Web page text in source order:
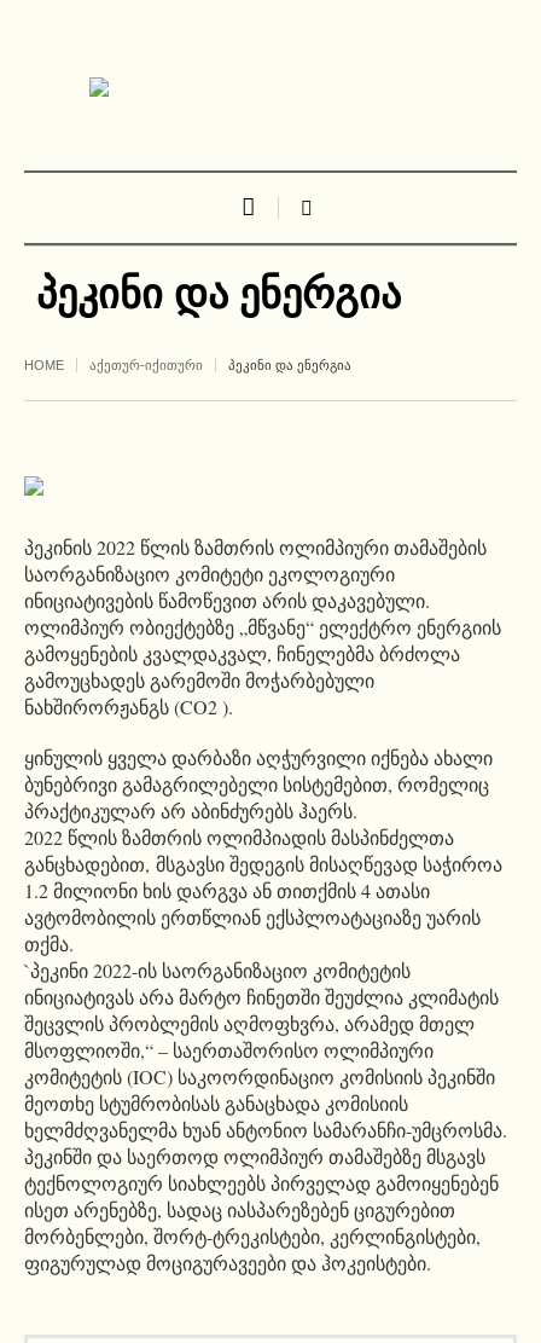
პეკინი და ენერგია
HOME ᲐᲥᲔᲗᲣᲠ-ᲘᲥᲘᲗᲣᲠᲘ ᲞᲔᲙᲘᲜᲘ ᲓᲐ ᲔᲜᲔᲠᲒᲘᲐ
პეკინის 2022 წლის ზამთრის ოლიმპიური თამაშების
საორგანიზაციო კომიტეტი ეკოლოგიური
ინიციატივების წამოწევით არის დაკავებული.
ოლიმპიურ ობიექტებზე „მწვანე“ ელექტრო ენერგიის
გამოყენების კვალდაკვალ, ჩინელებმა ბრძოლა
გამოუცხადეს გარემოში მოჭარბებული
ნახშირორჟანგს (CO2 ).
ყინულის ყველა დარბაზი აღჭურვილი იქნება ახალი
ბუნებრივი გამაგრილებელი სისტემებით, რომელიც
პრაქტიკულარ არ აბინძურებს ჰაერს.
2022 წლის ზამთრის ოლიმპიადის მასპინძელთა
განცხადებით, მსგავსი შედეგის მისაღწევად საჭიროა
1.2 მილიონი ხის დარგვა ან თითქმის 4 ათასი
ავტომობილის ერთწლიან ექსპლოატაციაზე უარის
თქმა.
`პეკინი 2022-ის საორგანიზაციო კომიტეტის
ინიციატივას არა მარტო ჩინეთში შეუძლია კლიმატის
შეცვლის პრობლემის აღმოფხვრა, არამედ მთელ
მსოფლიოში,“ – საერთაშორისო ოლიმპიური
კომიტეტის (IOC) საკოორდინაციო კომისიის პეკინში
მეოთხე სტუმრობისას განაცხადა კომისიის
ხელმძღვანელმა ხუან ანტონიო სამარანჩი-უმცროსმა.
პეკინში და საერთოდ ოლიმპიურ თამაშებზე მსგავს
ტექნოლოგიურ სიახლეებს პირველად გამოიყენებენ
ისეთ არენებზე, სადაც იასპარეზებენ ციგურებით
მორბენლები, შორტ-ტრეკისტები, კერლინგისტები,
ფიგურულად მოციგურავეები და ჰოკეისტები.